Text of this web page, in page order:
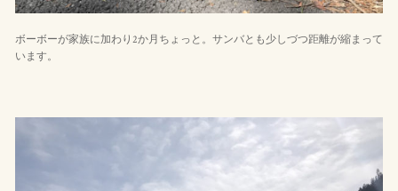
ボーボーが家族に加わり2か月ちょっと。サンバとも少しづつ距離が縮まって
います。